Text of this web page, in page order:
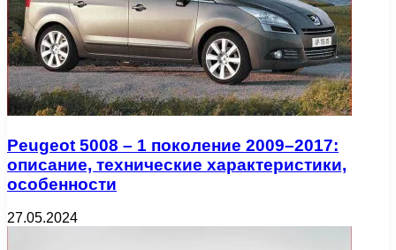
Peugeot 5008 – 1 поколение 2009–2017:
описание, технические характеристики,
особенности
27.05.2024